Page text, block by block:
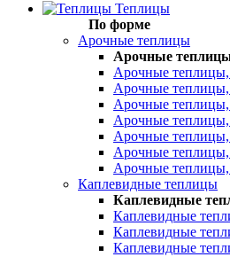
Теплицы
По форме
Арочные теплицы
Арочные
Арочные
Арочные
Арочные
Арочные
Арочные
Арочные
Арочные
Каплевидные теплицы
Каплевидные
Каплевидные
Каплевидные
Каплевидные